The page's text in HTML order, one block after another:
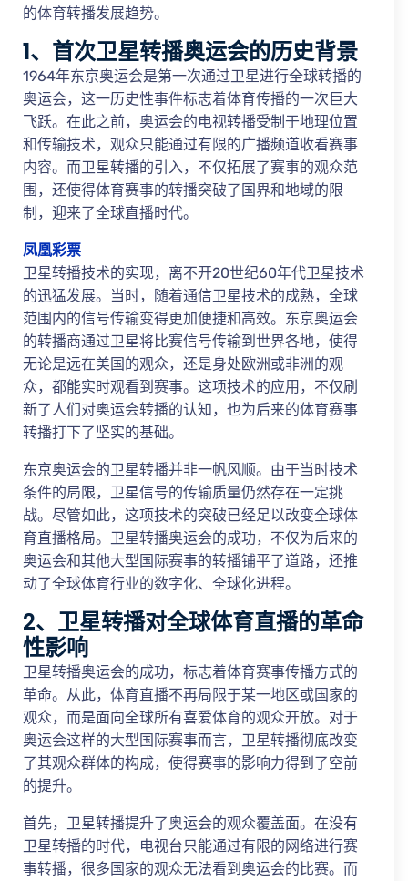
的体育转播发展趋势。
1、首次卫星转播奥运会的历史背景
1964年东京奥运会是第一次通过卫星进行全球转播的
奥运会，这一历史性事件标志着体育传播的一次巨大
飞跃。在此之前，奥运会的电视转播受制于地理位置
和传输技术，观众只能通过有限的广播频道收看赛事
内容。而卫星转播的引入，不仅拓展了赛事的观众范
围，还使得体育赛事的转播突破了国界和地域的限
制，迎来了全球直播时代。
凤凰彩票
卫星转播技术的实现，离不开20世纪60年代卫星技术
的迅猛发展。当时，随着通信卫星技术的成熟，全球
范围内的信号传输变得更加便捷和高效。东京奥运会
的转播商通过卫星将比赛信号传输到世界各地，使得
无论是远在美国的观众，还是身处欧洲或非洲的观
众，都能实时观看到赛事。这项技术的应用，不仅刷
新了人们对奥运会转播的认知，也为后来的体育赛事
转播打下了坚实的基础。
东京奥运会的卫星转播并非一帆风顺。由于当时技术
条件的局限，卫星信号的传输质量仍然存在一定挑
战。尽管如此，这项技术的突破已经足以改变全球体
育直播格局。卫星转播奥运会的成功，不仅为后来的
奥运会和其他大型国际赛事的转播铺平了道路，还推
动了全球体育行业的数字化、全球化进程。
2、卫星转播对全球体育直播的革命
性影响
卫星转播奥运会的成功，标志着体育赛事传播方式的
革命。从此，体育直播不再局限于某一地区或国家的
观众，而是面向全球所有喜爱体育的观众开放。对于
奥运会这样的大型国际赛事而言，卫星转播彻底改变
了其观众群体的构成，使得赛事的影响力得到了空前
的提升。
首先，卫星转播提升了奥运会的观众覆盖面。在没有
卫星转播的时代，电视台只能通过有限的网络进行赛
事转播，很多国家的观众无法看到奥运会的比赛。而